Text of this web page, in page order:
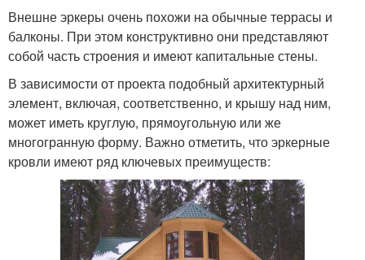
Внешне эркеры очень похожи на обычные террасы и
балконы. При этом конструктивно они представляют
собой часть строения и имеют капитальные стены.
В зависимости от проекта подобный архитектурный
элемент, включая, соответственно, и крышу над ним,
может иметь круглую, прямоугольную или же
многогранную форму. Важно отметить, что эркерные
кровли имеют ряд ключевых преимуществ: